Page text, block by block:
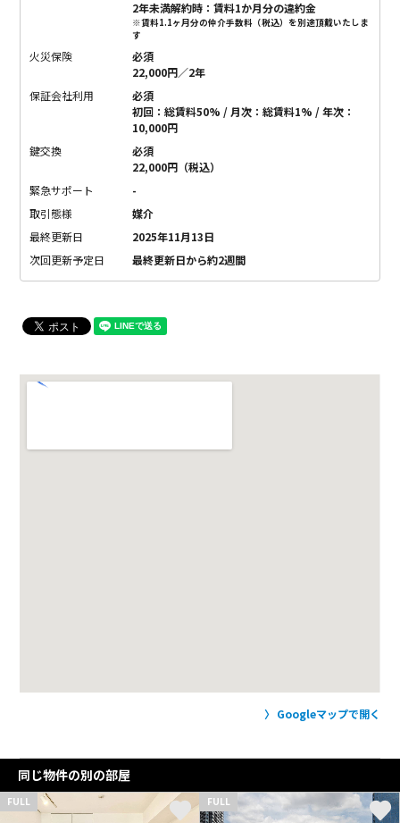
2年未満解約時：賃料1か月分の違約金
※賃料1.1ヶ月分の仲介手数料（税込）を別途頂戴いたしま
す
火災保険
必須
22,000円／2年
保証会社利用
必須
初回：総賃料50% / 月次：総賃料1% / 年次：
10,000円
鍵交換
必須
22,000円（税込）
緊急サポート
-
取引態様
媒介
最終更新日
2025年11月13日
次回更新予定日
最終更新日から約2週間
Googleマップで開く
同じ物件の別の部屋
FULL FULL